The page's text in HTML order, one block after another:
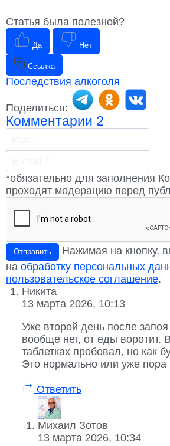
Статья была полезной?
Да Нет
Ссылка
Последствия алкоголя
Поделиться:
Комментарии 2
*обязательно для заполнения
проходят модерацию перед
Отправить
Нажимая на кнопку,
на обработку персональных
пользовательское соглашение.
Никита
13 марта 2026, 10:13
Уже второй день после
вообще нет, от еды воротит.
таблетках пробовал, но как
Это нормально или уже пора
Ответить
Михаил Зотов
13 марта 2026, 10:34